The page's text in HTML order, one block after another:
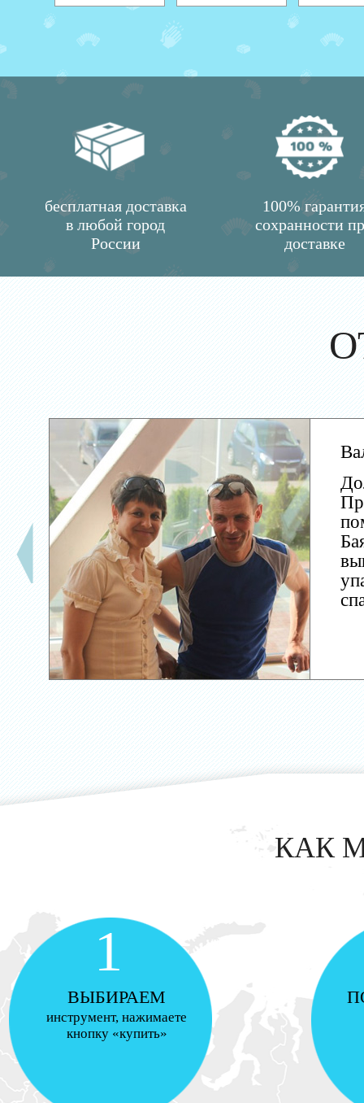
бесплатная доставка
в любой город
России
100%
сохранности
доставке
КАК
1
ВЫБИРАЕМ
инструмент, нажимаете
кнопку «купить»